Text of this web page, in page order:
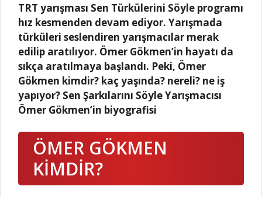
TRT yarışması Sen Türkülerini Söyle programı
hız kesmenden devam ediyor. Yarışmada
türküleri seslendiren yarışmacılar merak
edilip aratılıyor. Ömer Gökmen’in hayatı da
sıkça aratılmaya başlandı. Peki, Ömer
Gökmen kimdir? kaç yaşında? nereli? ne iş
yapıyor? Sen Şarkılarını Söyle Yarışmacısı
Ömer Gökmen’in biyografisi
ÖMER GÖKMEN
KİMDİR?